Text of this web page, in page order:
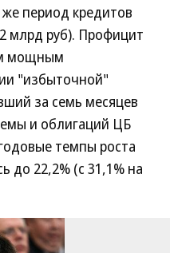
период кредитов
млрд руб). Профицит
мощным
"избыточной"
за семь месяцев
и облигаций ЦБ
темпы роста
до 22,2% (с 31,1% на